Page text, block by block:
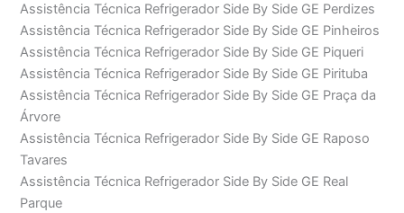
Assistência Técnica Refrigerador Side By Side GE Perdizes
Assistência Técnica Refrigerador Side By Side GE Pinheiros
Assistência Técnica Refrigerador Side By Side GE Piqueri
Assistência Técnica Refrigerador Side By Side GE Pirituba
Assistência Técnica Refrigerador Side By Side GE Praça da
Árvore
Assistência Técnica Refrigerador Side By Side GE Raposo
Tavares
Assistência Técnica Refrigerador Side By Side GE Real
Parque